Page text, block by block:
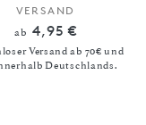
VERSAND
ab 4,95 €
Versand ab 70€ und
Deutschlands.